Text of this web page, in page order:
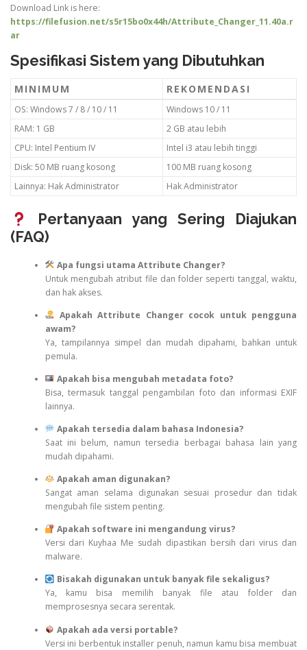
Download Link is here:
https://filefusion.net/s5r15bo0x44h/Attribute_Changer_11.40a.r
ar
Spesifikasi Sistem yang Dibutuhkan
MINIMUM REKOMENDASI
OS: Windows 7 / 8 / 10 / 11
Windows 10 / 11
RAM: 1 GB
2 GB atau lebih
CPU: Intel Pentium IV
Intel i3 atau lebih tinggi
Disk: 50 MB ruang kosong
100 MB ruang kosong
Lainnya: Hak Administrator
Hak Administrator
Pertanyaan yang Sering Diajukan
(FAQ)
Apa fungsi utama Attribute Changer?
Untuk mengubah atribut file dan folder seperti tanggal, waktu,
dan hak akses.
Apakah Attribute Changer cocok untuk pengguna
awam?
Ya, tampilannya simpel dan mudah dipahami, bahkan untuk
pemula.
Apakah bisa mengubah metadata foto?
Bisa, termasuk tanggal pengambilan foto dan informasi EXIF
lainnya.
Apakah tersedia dalam bahasa Indonesia?
Saat ini belum, namun tersedia berbagai bahasa lain yang
mudah dipahami.
Apakah aman digunakan?
Sangat aman selama digunakan sesuai prosedur dan tidak
mengubah file sistem penting.
Apakah software ini mengandung virus?
Versi dari Kuyhaa Me sudah dipastikan bersih dari virus dan
malware.
Bisakah digunakan untuk banyak file sekaligus?
Ya, kamu bisa memilih banyak file atau folder dan
memprosesnya secara serentak.
Apakah ada versi portable?
Versi ini berbentuk installer penuh, namun kamu bisa membuat